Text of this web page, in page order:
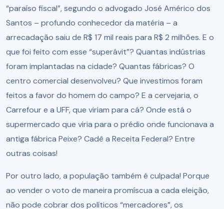
“paraíso fiscal”, segundo o advogado José Américo dos
Santos – profundo conhecedor da matéria – a
arrecadação saiu de R$ 17 mil reais para R$ 2 milhões. E o
que foi feito com esse “superávit”? Quantas indústrias
foram implantadas na cidade? Quantas fábricas? O
centro comercial desenvolveu? Que investimos foram
feitos a favor do homem do campo? E a cervejaria, o
Carrefour e a UFF, que viriam para cá? Onde está o
supermercado que viria para o prédio onde funcionava a
antiga fábrica Peixe? Cadê a Receita Federal? Entre
outras coisas!
Por outro lado, a população também é culpada! Porque
ao vender o voto de maneira promíscua a cada eleição,
não pode cobrar dos políticos “mercadores”, os